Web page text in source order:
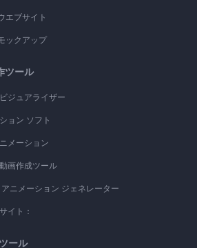
エブサイト
ックアップ
ツール
ジュアライザー
ョン ソフト
メーション
画作成ツール
ニメーション ジェネレーター
イト：
ール